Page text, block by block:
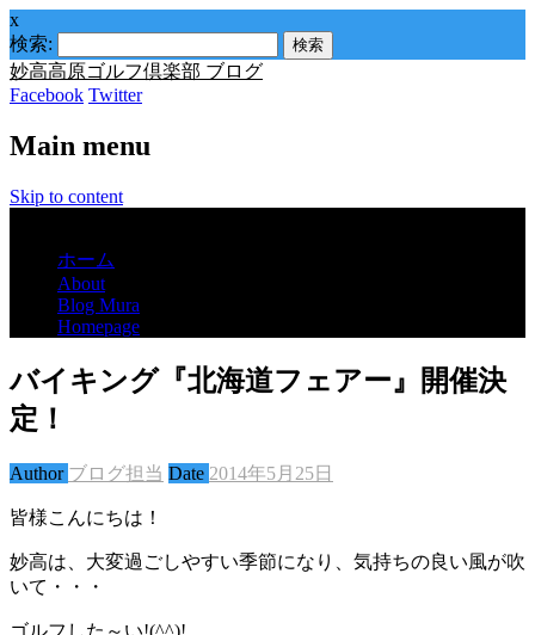
x
検索:
妙高高原ゴルフ倶楽部 ブログ
Facebook Twitter
Main menu
Skip to content
ホーム
About
Blog Mura
Homepage
バイキング『北海道フェアー』開催決
定！
Author ブログ担当 Date 2014年5月25日
皆様こんにちは！
妙高は、大変過ごしやすい季節になり、気持ちの良い風が吹
いて・・・
ゴルフした～い!(^^)!